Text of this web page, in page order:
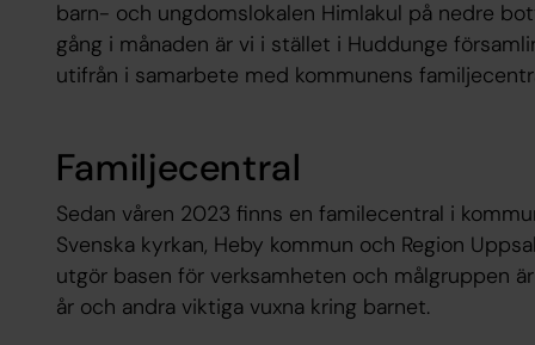
barn- och ungdomslokalen Himlakul på nedre
gång i månaden är vi i stället i Huddunge
utifrån i samarbete med kommunens
Familjecentral
Sedan våren 2023 finns en familecentral i
Svenska kyrkan, Heby kommun och Region
utgör basen för verksamheten och målgruppen
år och andra viktiga vuxna kring barnet.